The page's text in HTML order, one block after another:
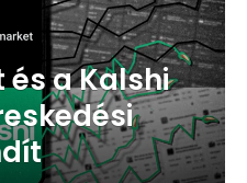
a Kalshi